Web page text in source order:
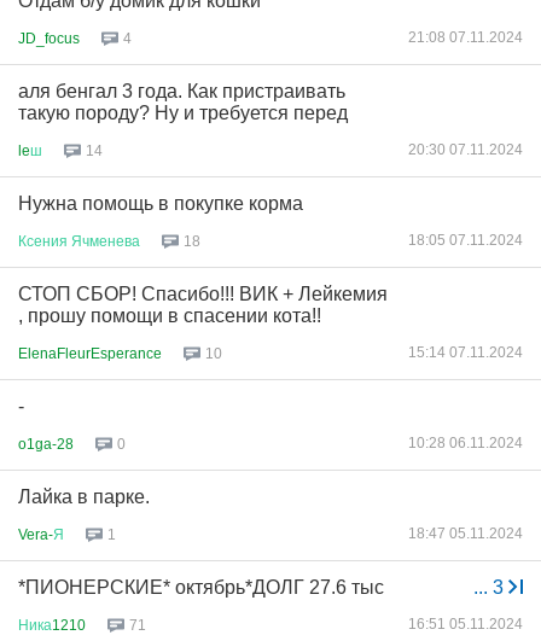
JD_focus 4 21:08 07.11.2024
аля бенгал 3 года. Как пристраивать
такую породу? Ну и требуется перед
leш 14 20:30 07.11.2024
Нужна помощь в покупке корма
Ксения Ячменева 18 18:05 07.11.2024
СТОП СБОР! Спасибо!!! ВИК + Лейкемия
, прошу помощи в спасении кота!!
ElenaFleurEsperance 10 15:14 07.11.2024
-
o1ga-28 0 10:28 06.11.2024
Лайка в парке.
Vera-Я 1 18:47 05.11.2024
... 3
*ПИОНЕРСКИЕ* октябрь*ДОЛГ 27.6 тыс
Ника1210 71 16:51 05.11.2024